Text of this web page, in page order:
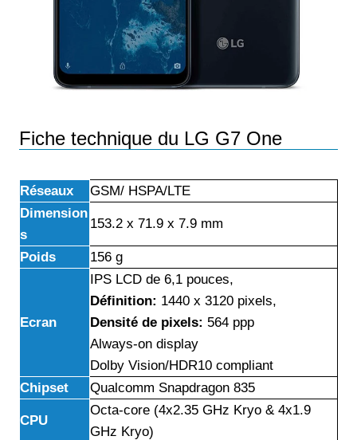
Fiche technique du LG G7 One
Réseaux
GSM/ HSPA/LTE
Dimension
s
153.2 x 71.9 x 7.9 mm
Poids 156 g
Ecran
IPS LCD de 6,1 pouces,
Définition: 1440 x 3120 pixels,
Densité de pixels: 564 ppp
Always-on display
Dolby Vision/HDR10 compliant
Chipset
Qualcomm Snapdragon 835
CPU
Octa-core (4x2.35 GHz Kryo & 4x1.9
GHz Kryo)